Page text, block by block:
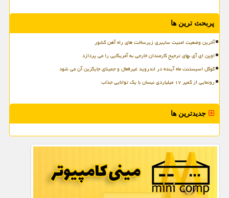
پربحث ترین ها
آخرین وضعیت امنیت سایبری زیرساخت های راه آهن کشور
اوپن ای آی بهای ترجیح کارمندان خارجی به آمریکایی را می پردازد
گوگل اسیستنت ماه آینده در اندروید غیرفعال و جمینای جایگزین آن می شود
رونمایی از کمپر ۱۷ میلیاردی نیسان با یک توانایی جذاب
جدیدترین ها